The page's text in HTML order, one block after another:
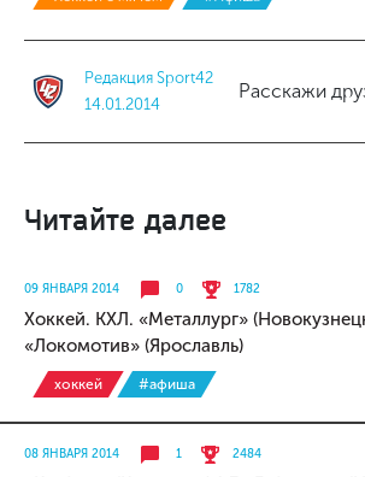
Редакция Sport42
14.01.2014
Расскажи
Читайте далее
09 ЯНВАРЯ 2014 0 1782
Хоккей. КХЛ. «Металлург»
«Локомотив» (Ярославль)
хоккей #афиша
08 ЯНВАРЯ 2014 1 2484